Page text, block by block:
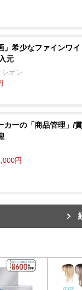
」希少なファインワイ
元
オン
カーの「商品管理」/賞
円